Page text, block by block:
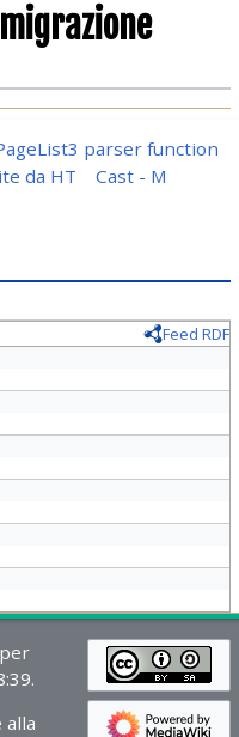
parser function
da HT
Cast - M
Feed RDF